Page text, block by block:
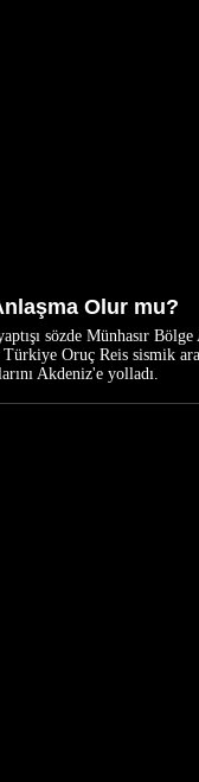
Olur mu?
sözde Münhasır
Türkiye Oruç Reis sismik
Akdeniz'e yolladı.